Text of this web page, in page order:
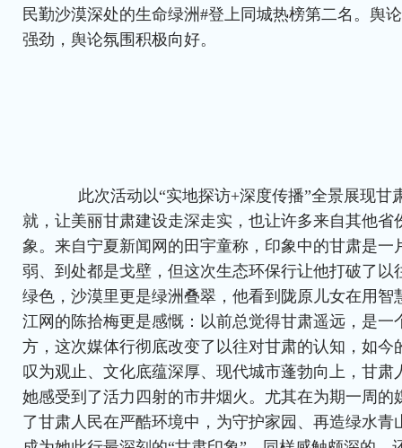
民勤沙漠深处的生命绿洲#登上同城热榜第二名。舆
强劲，舆论氛围积极向好。
此次活动以“实地探访+深度传播”全景展现甘
就，让美丽甘肃建设走深走实，也让许多来自其他省
象。来自宁夏新闻网的田宇童称，印象中的甘肃是一
弱、到处都是戈壁，但这次生态环保行让他打破了以
绿色，沙漠里更是绿洲叠翠，他看到陇原儿女在用智
江网的陈拾梅更是感慨：以前总觉得甘肃遥远，是一
方，这次媒体行彻底改变了以往对甘肃的认知，如今
叹为观止、文化底蕴深厚、现代城市蓬勃向上，甘肃
她感受到了活力四射的市井烟火。尤其在为期一周的
了甘肃人民在严酷环境中，为守护家园、再造绿水青